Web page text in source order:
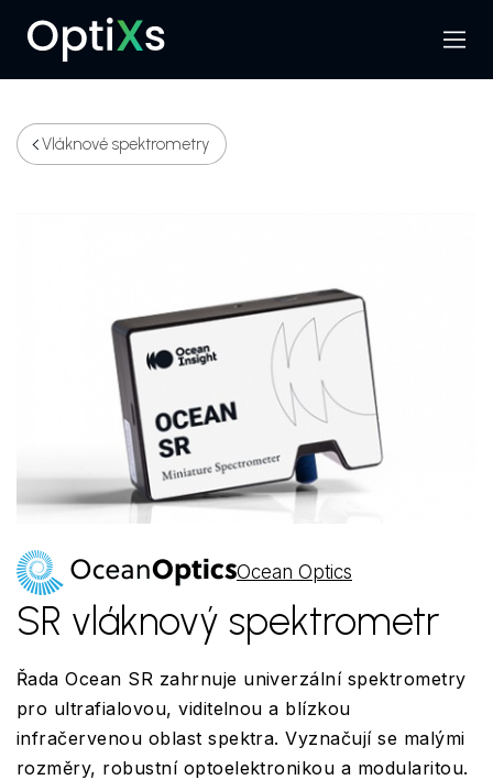
Hledat
Menu
Vláknové spektrometry
Ocean Optics
SR vláknový spektrometr
Řada Ocean SR zahrnuje univerzální spektrometry
pro ultrafialovou, viditelnou a blízkou
infračervenou oblast spektra. Vyznačují se malými
rozměry, robustní optoelektronikou a modularitou.